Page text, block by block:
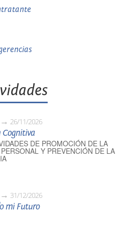
26/11/2026
Cognitiva
DE PROMOCIÓN DE LA
Y PREVENCIÓN DE LA
31/12/2026
mi Futuro